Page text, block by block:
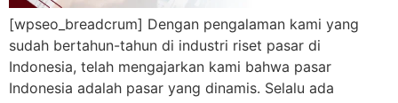
[wpseo_breadcrum] Dengan pengalaman kami yang
sudah bertahun-tahun di industri riset pasar di
Indonesia, telah mengajarkan kami bahwa pasar
Indonesia adalah pasar yang dinamis. Selalu ada